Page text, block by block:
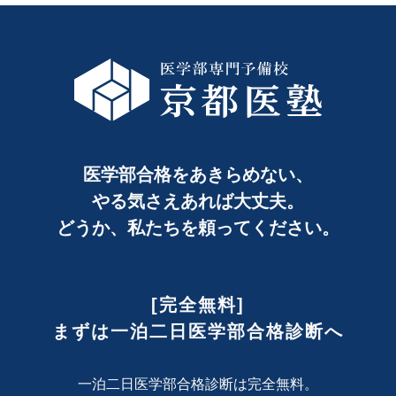
医学部合格をあきらめない、
やる気さえあれば大丈夫。
どうか、私たちを頼ってください。
[完全無料]
まずは一泊二日医学部合格診断へ
一泊二日医学部合格診断は完全無料。